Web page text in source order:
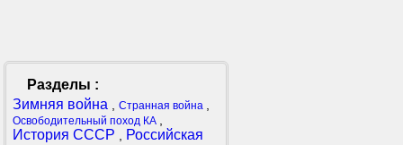
Разделы :
Зимняя война
Странная война
Освободительный поход КА
История СССР
Российская